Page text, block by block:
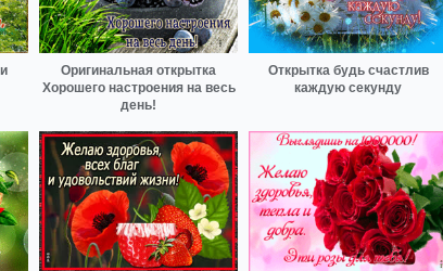
Оригинальная открытка
Хорошего настроения на весь
день!
Открытка будь счастлив
каждую секунду